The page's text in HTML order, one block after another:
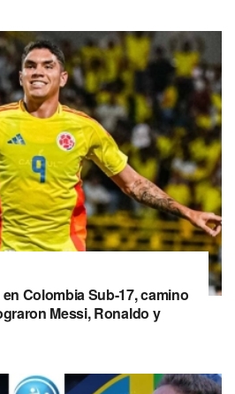
Colombia Sub-17, camino
Messi, Ronaldo y